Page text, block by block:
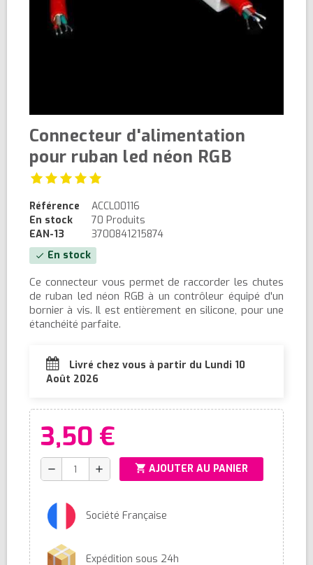
Connecteur d'alimentation
pour ruban led néon RGB
Référence
ACCL00116
En stock
70 Produits
EAN-13
3700841215874
check En stock
Ce connecteur vous permet de raccorder les chutes
de ruban led néon RGB à un contrôleur équipé d'un
bornier à vis. Il est entièrement en silicone, pour une
étanchéité parfaite.
Livré chez vous à partir du Lundi 10
Août 2026
3,50 €
remove add shopping_cart AJOUTER AU PANIER
Société Française
Expédition sous 24h